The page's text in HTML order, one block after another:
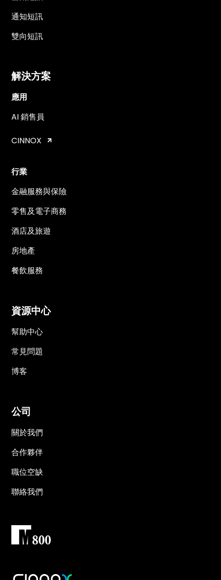
通知短訊
雙向短訊
解決方案
應用
AI 銷售員
CINNOX
行業
金融服務與保險
零售及電子商務
酒店及旅遊
房地產
餐飲服務
資源中心
幫助中心
常見問題
博客
公司
關於我們
合作夥伴
職位空缺
聯絡我們